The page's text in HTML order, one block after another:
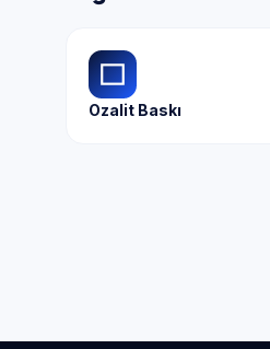
Ozalit Baskı